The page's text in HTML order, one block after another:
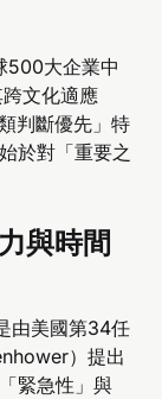
500大企業中
文化適應
判斷優先」特
於對「重要之
與時間
由美國第34任
）提出
緊急性」與